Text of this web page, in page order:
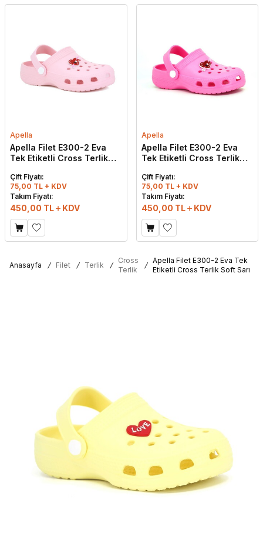
Apella
Apella Filet E300-2 Eva
Tek Etiketli Cross Terlik
Çift Fiyatı:
75,00 TL + KDV
Takım Fiyatı:
450,00 TL KDV
Apella
Apella Filet E300-2 Eva
Tek Etiketli Cross Terlik
Çift Fiyatı:
75,00 TL + KDV
Takım Fiyatı:
450,00 TL KDV
Anasayfa / Filet / Terlik /
Cross
Terlik
/
Apella Filet E300-2 Eva Tek
Etiketli Cross Terlik Soft Sarı